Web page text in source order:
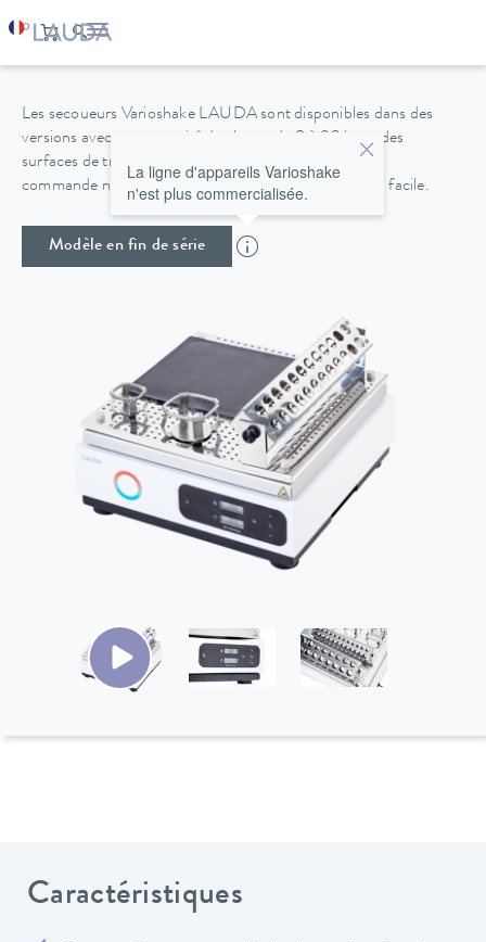
VARIOSHAKE VS 8 O
Les secoueurs Varioshake LAUDA sont disponibles dans des
versions avec une capacité de charge de 8 à 30 kg et des
surfaces de travail allant jusqu'à 676 x 540 mm. La
commande numérique intuitive permet une utilisation facile.
Modèle en fin de série
La ligne d'appareils Varioshake
n'est plus commercialisée.
Caractéristiques